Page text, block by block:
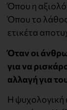
Όπου η
Όπου το λάθος
ετικέτα
Όταν οι
για να
αλλαγή για
Η ψυχολογική